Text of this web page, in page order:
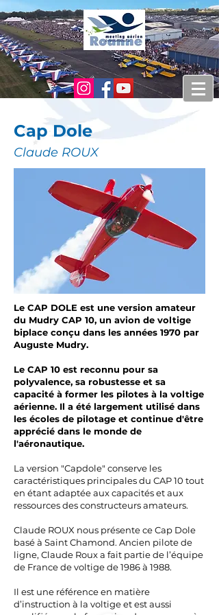
Cap Dole
Claude ROUX
Le CAP DOLE est une version amateur
du Mudry CAP 10, un avion de voltige
biplace conçu dans les années 1970 par
Auguste Mudry.
Le CAP 10 est reconnu pour sa
polyvalence, sa robustesse et sa
capacité à former les pilotes à la voltige
aérienne. Il a été largement utilisé dans
les écoles de pilotage et continue d'être
apprécié dans le monde de
l'aéronautique.
La version "Capdole" conserve les
caractéristiques principales du CAP 10 tout
en étant adaptée aux capacités et aux
ressources des constructeurs amateurs.
Claude ROUX nous présente ce Cap Dole
basé à Saint Chamond. Ancien pilote de
ligne, Claude Roux a fait partie de l’équipe
de France de voltige de 1986 à 1988.
Il est une référence en matière
d’instruction à la voltige et est aussi